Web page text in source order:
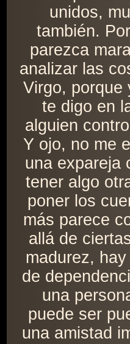
unidos,
también.
parezca
analizar las
Virgo, porque
te digo en
alguien
Y ojo, no me
una expareja
tener algo
poner los
más parece
allá de
madurez,
de
una
puede ser
una amistad